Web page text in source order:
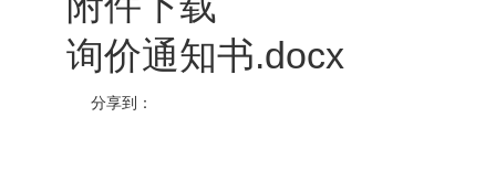
询价通知书.docx
分享到：